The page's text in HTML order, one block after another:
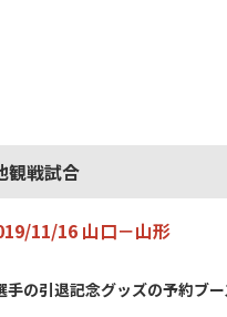
観戦試合
11/16 山口－山形
手の引退記念グッズの予約ブ